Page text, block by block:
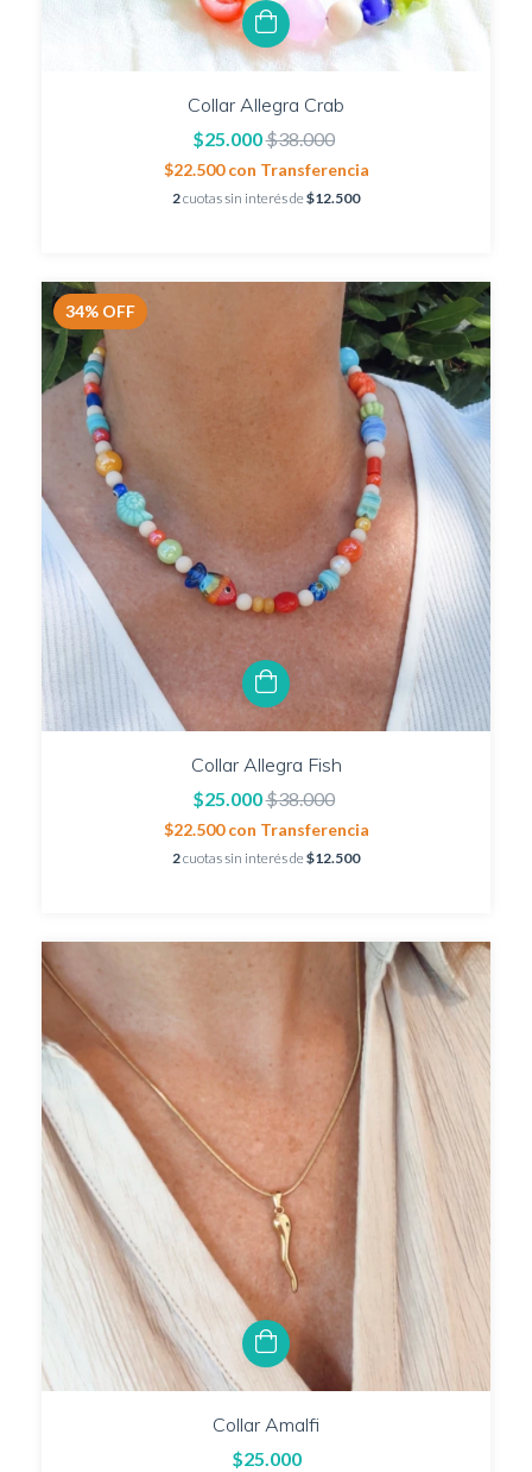
Collar Allegra Crab
$25.000$38.000
$22.500con Transferencia
2cuotas sin interés de$12.500
34% OFF
Collar Allegra Fish
$25.000$38.000
$22.500con Transferencia
2cuotas sin interés de$12.500
Collar Amalfi
$25.000